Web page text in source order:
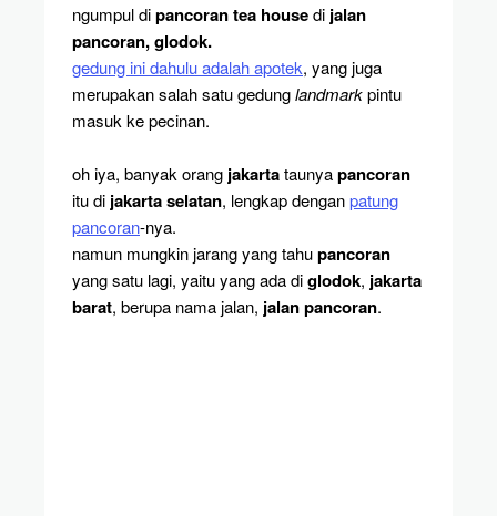
ngumpul dipancoran tea housedi jalan
pancoran, glodok.
gedung ini dahulu adalah apotek, yang juga
merupakan salah satu gedunglandmarkpintu
masuk ke pecinan.
oh iya, banyak orang jakartataunyapancoran
itu di jakarta selatan, lengkap denganpatung
pancoran-nya.
namun mungkin jarang yang tahupancoran
yang satu lagi, yaitu yang ada diglodok, jakarta
barat, berupa nama jalan, jalan pancoran.